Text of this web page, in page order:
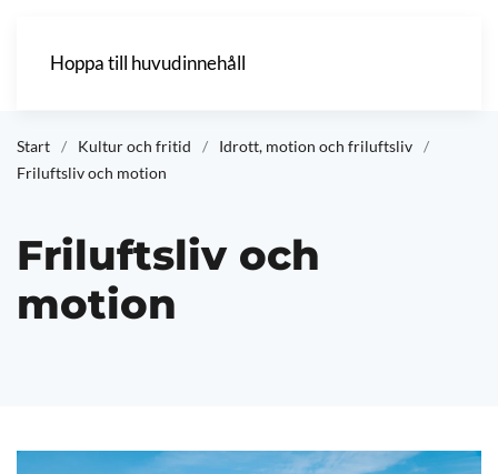
Hoppa till huvudinnehåll
Start Kultur och fritid
Idrott, motion och friluftsliv
Friluftsliv och motion
Friluftsliv och
motion